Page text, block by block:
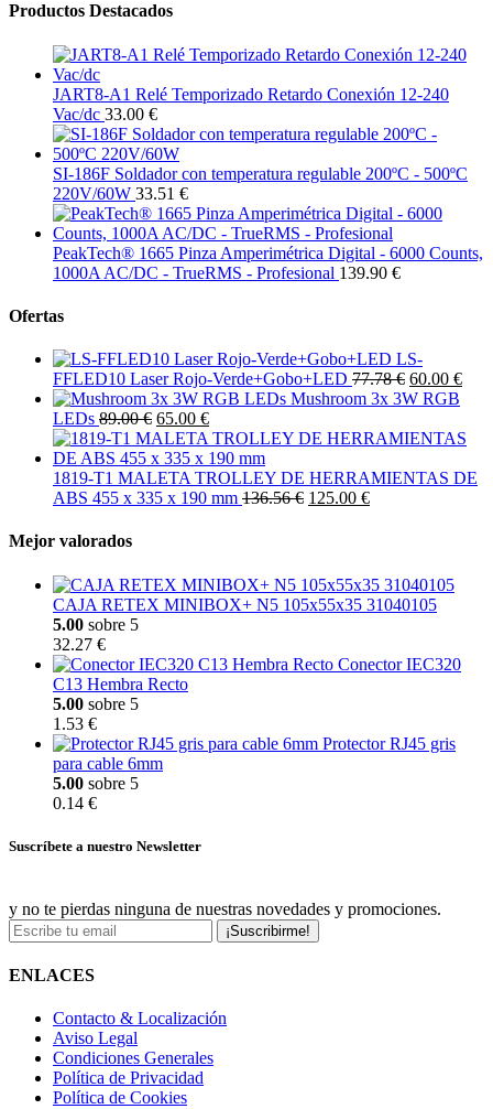
Productos Destacados
JART8-A1 Relé Temporizado Retardo Conexión 12-240
Vac/dc 33.00 €
SI-186F Soldador con temperatura regulable 200ºC - 500ºC
220V/60W 33.51 €
PeakTech® 1665 Pinza Amperimétrica Digital - 6000 Counts,
1000A AC/DC - TrueRMS - Profesional 139.90 €
Ofertas
LS-
FFLED10 Laser Rojo-Verde+Gobo+LED 77.78 € 60.00 €
Mushroom 3x 3W RGB
LEDs 89.00 € 65.00 €
1819-T1 MALETA TROLLEY DE HERRAMIENTAS DE
ABS 455 x 335 x 190 mm 136.56 € 125.00 €
Mejor valorados
CAJA RETEX MINIBOX+ N5 105x55x35 31040105
5.00 sobre 5
32.27 €
Conector IEC320
C13 Hembra Recto
5.00 sobre 5
1.53 €
Protector RJ45 gris
para cable 6mm
5.00 sobre 5
0.14 €
Suscríbete a nuestro Newsletter
y no te pierdas ninguna de nuestras novedades y promociones.
¡Suscribirme!
ENLACES
Contacto & Localización
Aviso Legal
Condiciones Generales
Política de Privacidad
Política de Cookies